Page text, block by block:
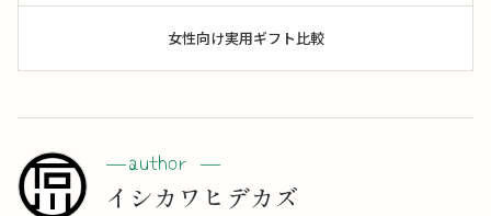
女性向け実用ギフト比較
イシカワヒデカズ